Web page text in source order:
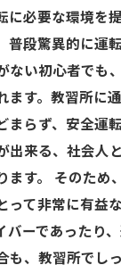
に必要な環境を
普段驚異的に運
ない初心者でも
ます。教習所に
まらず、安全運
出来る、社会人
ます。 そのため
って非常に有益
バーであったり
も、教習所でし